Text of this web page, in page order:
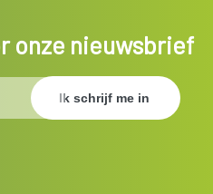
onze nieuwsbrief